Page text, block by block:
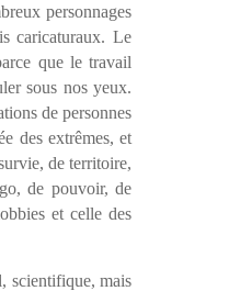
personnages
caricaturaux. Le
que le travail
sous nos yeux.
de personnes
des extrêmes, et
de territoire,
de pouvoir, de
et celle des
scientifique, mais